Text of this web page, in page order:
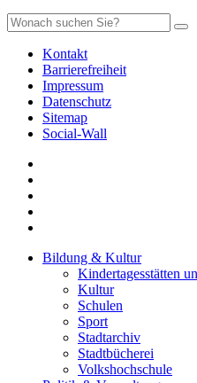
Kontakt
Barrierefreiheit
Impressum
Datenschutz
Sitemap
Social-Wall
Bildung & Kultur
Kindertagesstätten
Kultur
Schulen
Sport
Stadtarchiv
Stadtbücherei
Volkshochschule